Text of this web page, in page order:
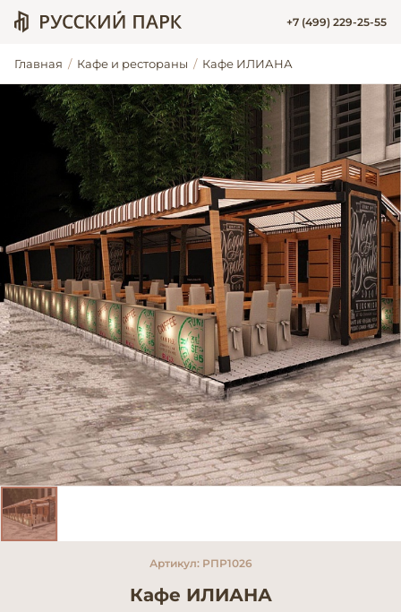
+7 (499) 229-25-55
Главная Кафе и рестораны Кафе ИЛИАНА
Артикул: РПР1026
Кафе ИЛИАНА